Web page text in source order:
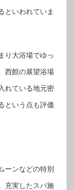
といわれていま
り大浴場でゆっ
西館の展望浴場
れている地元密
という点も評価
ーンなどの特別
充実したスパ施